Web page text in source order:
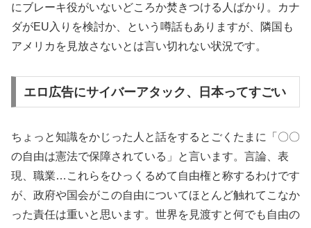
にブレーキ役がいないどころか焚きつける人ばかり。カナ
ダがEU入りを検討か、という噂話もありますが、隣国も
アメリカを見放さないとは言い切れない状況です。
エロ広告にサイバーアタック、日本ってすごい
ちょっと知識をかじった人と話をするとごくたまに「〇〇
の自由は憲法で保障されている」と言います。言論、表
現、職業…これらをひっくるめて自由権と称するわけです
が、政府や国会がこの自由についてほとんど触れてこなか
った責任は重いと思います。世界を見渡すと何でも自由の